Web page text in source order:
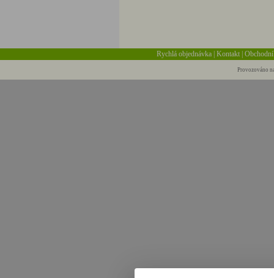
Rychlá objednávka |Kontakt |
Provozováno